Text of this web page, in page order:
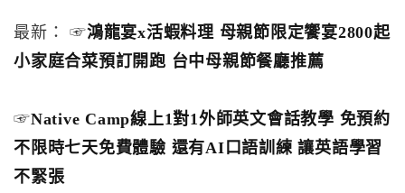
最新： ☞鴻龍宴x活蝦料理 母親節限定饗宴2800起
小家庭合菜預訂開跑 台中母親節餐廳推薦
☞Native Camp線上1對1外師英文會話教學 免預約
不限時七天免費體驗 還有AI口語訓練 讓英語學習
不緊張